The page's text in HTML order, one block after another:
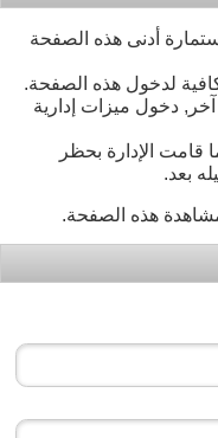
أدنى هذه الصفحة
لدخول هذه الصفحة.
دخول ميزات إدارية
قامت الإدارة بحظر
بعد.
هذه الصفحة.